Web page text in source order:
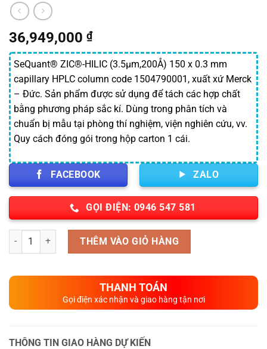
36,949,000 ₫
SeQuant® ZIC®-HILIC (3.5µm,200Å) 150 x 0.3 mm
capillary HPLC column code 1504790001, xuất xứ Merck
– Đức. Sản phẩm được sử dụng để tách các hợp chất
bằng phương pháp sắc kí. Dùng trong phân tích và
chuẩn bị mẫu tại phòng thí nghiệm, viện nghiên cứu, vv.
Quy cách đóng gói trong hộp carton 1 cái.
FACEBOOK ZALO
GỌI ĐIỆN: 0946 547 581
Số lượng THÊM VÀO GIỎ HÀNG
THANH TOÁN
Gọi điện xác nhận và giao hàng tận nơi
THÔNG TIN GIAO HÀNG DỰ KIẾN